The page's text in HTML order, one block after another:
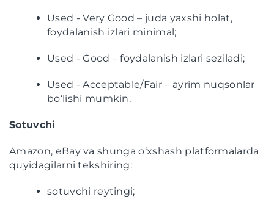
Used - Very Good – juda yaxshi holat,
foydalanish izlari minimal;
Used - Good – foydalanish izlari seziladi;
Used - Acceptable/Fair – ayrim nuqsonlar
bo‘lishi mumkin.
Sotuvchi
Amazon, eBay va shunga o‘xshash platformalarda
quyidagilarni tekshiring:
sotuvchi reytingi;